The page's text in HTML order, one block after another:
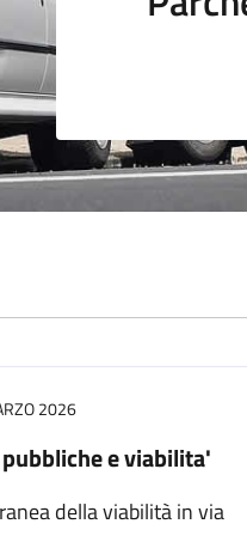
2026
e viabilita'
della viabilità in via